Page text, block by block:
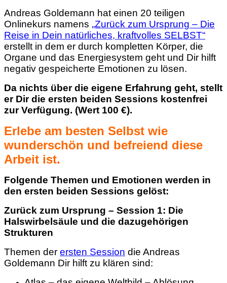
Andreas Goldemann hat einen 20 teiligen
Onlinekurs namens „Zurück zum Ursprung – Die
Reise in Dein natürliches, kraftvolles SELBST“
erstellt in dem er durch kompletten Körper, die
Organe und das Energiesystem geht und Dir hilft
negativ gespeicherte Emotionen zu lösen.
Da nichts über die eigene Erfahrung geht, stellt
er Dir die ersten beiden Sessions kostenfrei
zur Verfügung. (Wert 100 €).
Erlebe am besten Selbst wie
wunderschön und befreiend diese
Arbeit ist.
Folgende Themen und Emotionen werden in
den ersten beiden Sessions gelöst:
Zurück zum Ursprung – Session 1: Die
Halswirbelsäule und die dazugehörigen
Strukturen
Themen der ersten Session die Andreas
Goldemann Dir hilft zu klären sind: